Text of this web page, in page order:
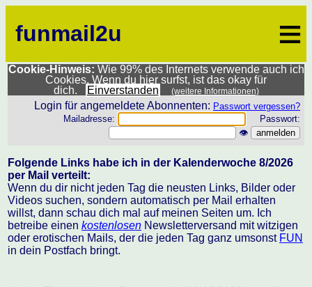
funmail2u ≡
Cookie-Hinweis: Wie 99% des Internets verwende auch ich
Cookies. Wenn du hier surfst, ist das okay für
dich.
Einverstanden (weitere Informationen)
Login für angemeldete Abonnenten: Passwort vergessen?
Mailadresse:
Passwort:
👁
Folgende Links habe ich in der Kalenderwoche 8/2026
per Mail verteilt:
Wenn du dir nicht jeden Tag die neusten Links, Bilder oder
Videos suchen, sondern automatisch per Mail erhalten
willst, dann schau dich mal auf meinen Seiten um. Ich
betreibe einen kostenlosen Newsletterversand mit witzigen
oder erotischen Mails, der die jeden Tag ganz umsonst FUN
in dein Postfach bringt.